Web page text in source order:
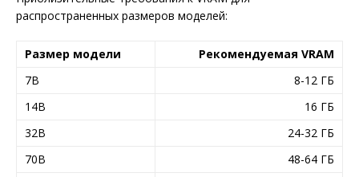
распространенных размеров моделей:
Размер модели
Рекомендуемая VRAM
7B
8-12 ГБ
14B
16 ГБ
32B
24-32 ГБ
70B
48-64 ГБ